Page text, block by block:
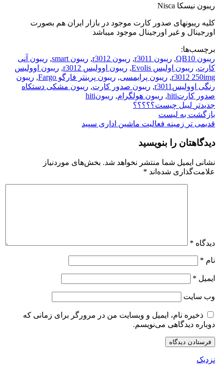
ریبون نیسکا Nisca
کلیه ریبونهای صدور کارت موجود در بازار ایران هم بصورت
اورجینال و غیر اورجینال موجود میباشد
برچسب‌ها:
ریبون QB10
, ریبون r3011 , ریبون r3012 , ریبون smart , ریبون آنی
کارت, ریبون اولیس Evolis , ریبون اوولیس r3012 , ریبون اوولیس
r3012 250img
, ریبون پرایمسی, ریبون پرینتر فارگو Fargo , ریبون
رنگی اوولیسr3011
, ریبون صدور کارت, ریبون مشکی دستکاه
صدور کارتhiti
, ریبون هولگرام, ریبونhiti
جدیدتر لیبل چیست؟؟؟؟؟
بازگشت به لیست
قدیمی تر زمینه فعالیت ماشین اداری سپید
دیدگاهتان را بنویسید
نشانی ایمیل شما منتشر نخواهد شد. بخش‌های موردنیاز
علامت‌گذاری شده‌اند *
دیدگاه *
نام *
ایمیل *
وب‌ سایت
ذخیره نام، ایمیل و وبسایت من در مرورگر برای زمانی که
دوباره دیدگاهی می‌نویسم.
نزدیک